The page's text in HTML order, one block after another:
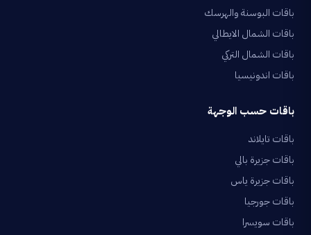
باقات البوسنة والهرسك
باقات الشمال الايطالي
باقات الشمال التركي
باقات اندونيسيا
باقات حسب الوجهة
باقات تايلاند
باقات جزيرة بالي
باقات جزيرة ياس
باقات جورجيا
باقات سويسرا